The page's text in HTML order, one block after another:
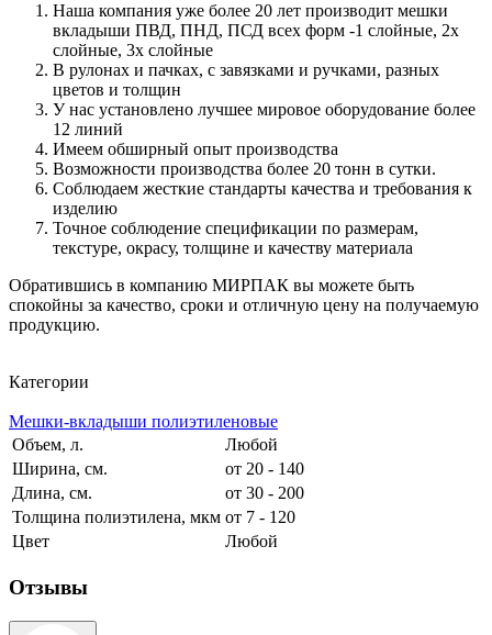
Наша компания уже более 20 лет производит мешки
вкладыши ПВД, ПНД, ПСД всех форм -1 слойные, 2х
слойные, 3х слойные
В рулонах и пачках, с завязками и ручками, разных
цветов и толщин
У нас установлено лучшее мировое оборудование более
12 линий
Имеем обширный опыт производства
Возможности производства более 20 тонн в сутки.
Соблюдаем жесткие стандарты качества и требования к
изделию
Точное соблюдение спецификации по размерам,
текстуре, окрасу, толщине и качеству материала
Обратившись в компанию МИРПАК вы можете быть
спокойны за качество, сроки и отличную цену на получаемую
продукцию.
Категории
Мешки-вкладыши полиэтиленовые
Объем, л.
Любой
Ширина, см.
от 20 - 140
Длина, см.
от 30 - 200
Толщина полиэтилена, мкм от 7 - 120
Цвет
Любой
Отзывы